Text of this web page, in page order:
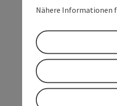
Nähere Informationen